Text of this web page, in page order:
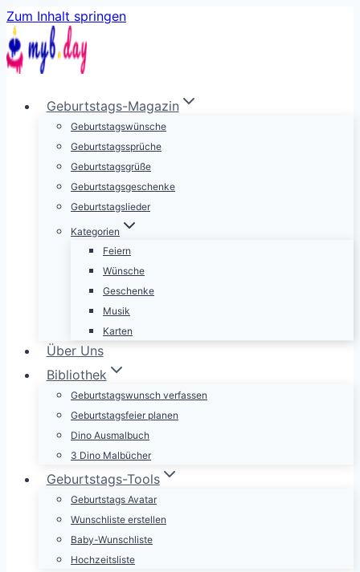
Zum Inhalt springen
Geburtstags-Magazin
Geburtstagswünsche
Geburtstagssprüche
Geburtstagsgrüße
Geburtstagsgeschenke
Geburtstagslieder
Kategorien
Feiern
Wünsche
Geschenke
Musik
Karten
Über Uns
Bibliothek
Geburtstagswunsch verfassen
Geburtstagsfeier planen
Dino Ausmalbuch
3 Dino Malbücher
Geburtstags-Tools
Geburtstags Avatar
Wunschliste erstellen
Baby-Wunschliste
Hochzeitsliste